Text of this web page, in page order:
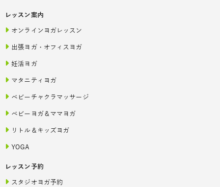
レッスン案内
オンラインヨガレッスン
出張ヨガ・オフィスヨガ
妊活ヨガ
マタニティヨガ
ベビーチャクラマッサージ
ベビーヨガ＆ママヨガ
リトル＆キッズヨガ
YOGA
レッスン予約
スタジオヨガ予約